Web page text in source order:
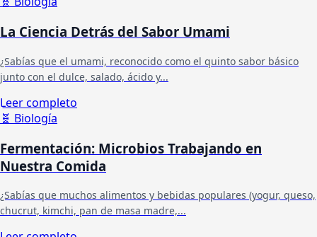
La Ciencia Detrás del Sabor Umami
¿Sabías que el umami, reconocido como el quinto sabor básico
junto con el dulce, salado, ácido y...
Leer completo
🧬 Biología
Fermentación: Microbios Trabajando en
Nuestra Comida
¿Sabías que muchos alimentos y bebidas populares (yogur, queso,
chucrut, kimchi, pan de masa madre,...